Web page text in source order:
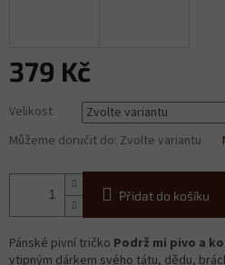
379 Kč
cena:
Velikost
Můžeme doručit do: Zvolte variantu
Přidat do košíku
Pánské pivní tričko Podrž mi pivo a
vtipným dárkem svého tátu, dědu,